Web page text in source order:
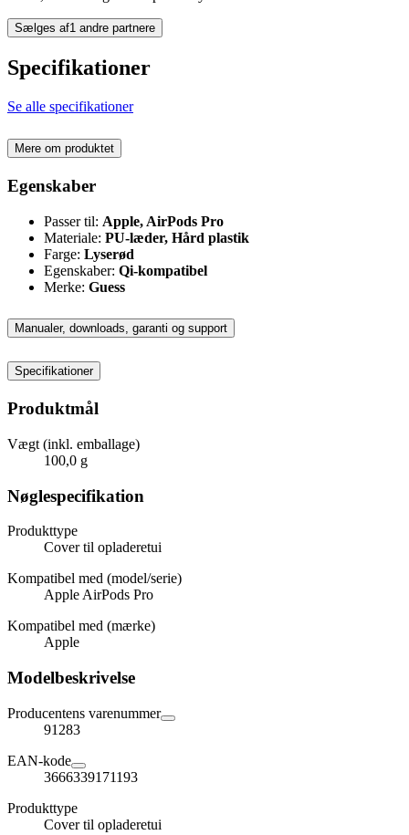
Sælges af1 andre partnere
Specifikationer
Se alle specifikationer
Mere om produktet
Egenskaber
Passer til: Apple, AirPods Pro
Materiale: PU-læder, Hård plastik
Farge: Lyserød
Egenskaber: Qi-kompatibel
Merke: Guess
Manualer, downloads, garanti og support
Specifikationer
Produktmål
Vægt (inkl. emballage)
100,0 g
Nøglespecifikation
Produkttype
Cover til opladeretui
Kompatibel med (model/serie)
Apple AirPods Pro
Kompatibel med (mærke)
Apple
Modelbeskrivelse
Producentens varenummer
91283
EAN-kode
3666339171193
Produkttype
Cover til opladeretui